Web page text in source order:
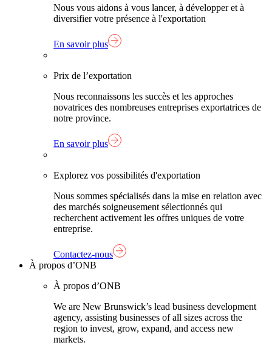
Nous vous aidons à vous lancer, à développer et à
diversifier votre présence à l'exportation
En savoir plus
Prix de l’exportation
Nous reconnaissons les succès et les approches
novatrices des nombreuses entreprises exportatrices de
notre province.
En savoir plus
Explorez vos possibilités d'exportation
Nous sommes spécialisés dans la mise en relation avec
des marchés soigneusement sélectionnés qui
recherchent activement les offres uniques de votre
entreprise.
Contactez-nous
À propos d’ONB
À propos d’ONB
We are New Brunswick’s lead business development
agency, assisting businesses of all sizes across the
region to invest, grow, expand, and access new
markets.